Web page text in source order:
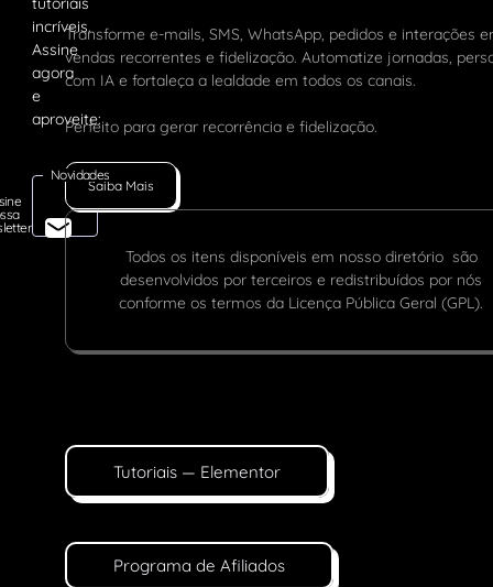
Novidades
Transforme e-mails, SMS, WhatsApp, pedidos e interações
vendas recorrentes e fidelização. Automatize jornadas,
com IA e fortaleça a lealdade em todos os canais.
Perfeito para gerar recorrência e fidelização.
Saiba Mais
Todos os itens disponíveis em nosso diretório são
desenvolvidos por terceiros e redistribuídos por nós
conforme os termos da Licença Pública Geral (GPL).
Tutoriais — Elementor
Programa de Afiliados